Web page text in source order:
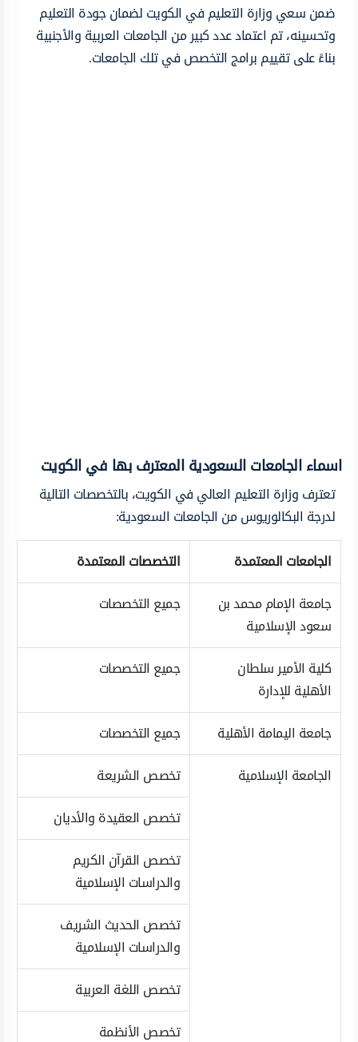
ضمن سعي وزارة التعليم في الكويت لضمان جودة التعليم
وتحسينه، تم اعتماد عدد كبير من الجامعات العربية والأجنبية
بناءً على تقييم برامج التخصص في تلك الجامعات.
اسماء الجامعات السعودية المعترف بها في الكويت
تعترف وزارة التعليم العالي في الكويت، بالتخصصات التالية
لدرجة البكالوريوس من الجامعات السعودية:
الجامعات المعتمدة
التخصصات المعتمدة
جامعة الإمام محمد بن
سعود الإسلامية
جميع التخصصات
كلية الأمير سلطان
الأهلية للإدارة
جميع التخصصات
جامعة اليمامة الأهلية
جميع التخصصات
الجامعة الإسلامية
تخصص الشريعة
تخصص العقيدة والأديان
تخصص القرآن الكريم
والدراسات الإسلامية
تخصص الحديث الشريف
والدراسات الإسلامية
تخصص اللغة العربية
تخصص الأنظمة